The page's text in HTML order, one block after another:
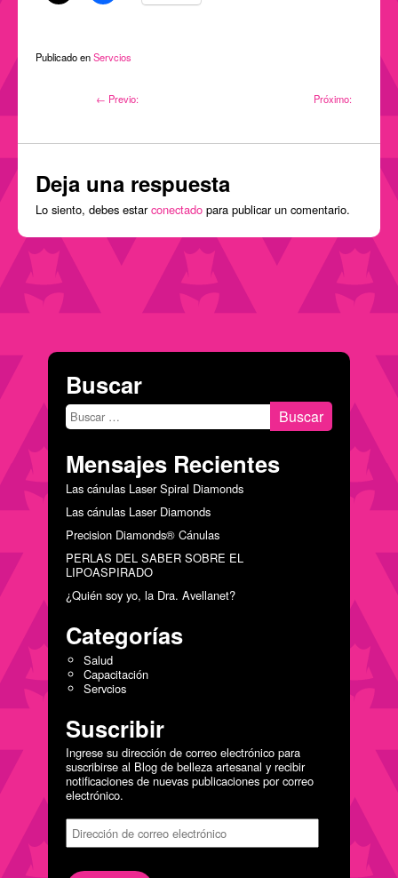
Publicado enServcios
Navegación← Previo: Próximo:
Deja una respuesta
Lo siento, debes estarconectado para publicar un comentario.
Buscar
Buscar:
Mensajes Recientes
Las cánulas Laser Spiral Diamonds
Las cánulas Laser Diamonds
Precision Diamonds® Cánulas
PERLAS DEL SABER SOBRE EL
LIPOASPIRADO
¿Quién soy yo, la Dra. Avellanet?
Categorías
Salud
Capacitación
Servcios
Suscribir
Ingrese su dirección de correo electrónico para
suscribirse al Blog de belleza artesanal y recibir
notificaciones de nuevas publicaciones por correo
electrónico.
Dirección
de
correo